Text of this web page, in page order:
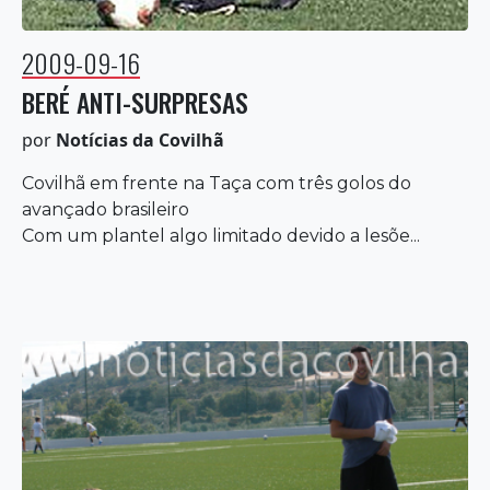
2009-09-16
BERÉ ANTI-SURPRESAS
por Notícias da Covilhã
Covilhã em frente na Taça com três golos do
avançado brasileiro
Com um plantel algo limitado devido a lesõe...